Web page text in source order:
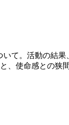
て。活動の結
、使命感との狭